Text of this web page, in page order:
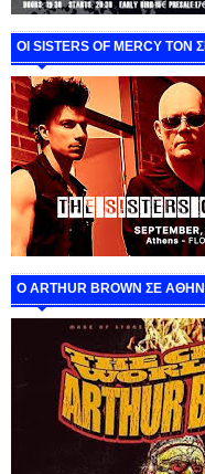
ΟΙ SISTERS OF MERCY
O ARTHUR BROWN ΣΕ